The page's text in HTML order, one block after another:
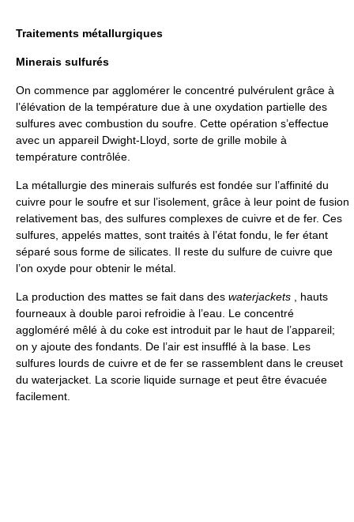
Traitements métallurgiques
Minerais sulfurés
On commence par agglomérer le concentré pulvérulent grâce à
l’élévation de la température due à une oxydation partielle des
sulfures avec combustion du soufre. Cette opération s’effectue
avec un appareil Dwight-Lloyd, sorte de grille mobile à
température contrôlée.
La métallurgie des minerais sulfurés est fondée sur l’affinité du
cuivre pour le soufre et sur l’isolement, grâce à leur point de fusion
relativement bas, des sulfures complexes de cuivre et de fer. Ces
sulfures, appelés mattes, sont traités à l’état fondu, le fer étant
séparé sous forme de silicates. Il reste du sulfure de cuivre que
l’on oxyde pour obtenir le métal.
La production des mattes se fait dans des waterjackets , hauts
fourneaux à double paroi refroidie à l’eau. Le concentré
aggloméré mêlé à du coke est introduit par le haut de l’appareil;
on y ajoute des fondants. De l’air est insufflé à la base. Les
sulfures lourds de cuivre et de fer se rassemblent dans le creuset
du waterjacket. La scorie liquide surnage et peut être évacuée
facilement.